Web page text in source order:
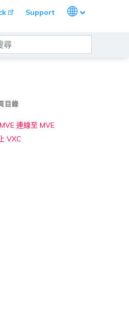
Support Languages
目錄
連線至 MVE
VXC